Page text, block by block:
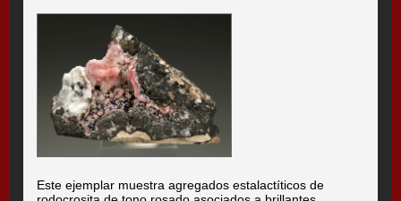
Este ejemplar muestra agregados estalactíticos de